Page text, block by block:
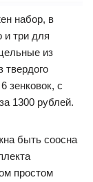
набор, в
и три для
из
твердого
зенковок, с
1300 рублей.
быть соосна
простом